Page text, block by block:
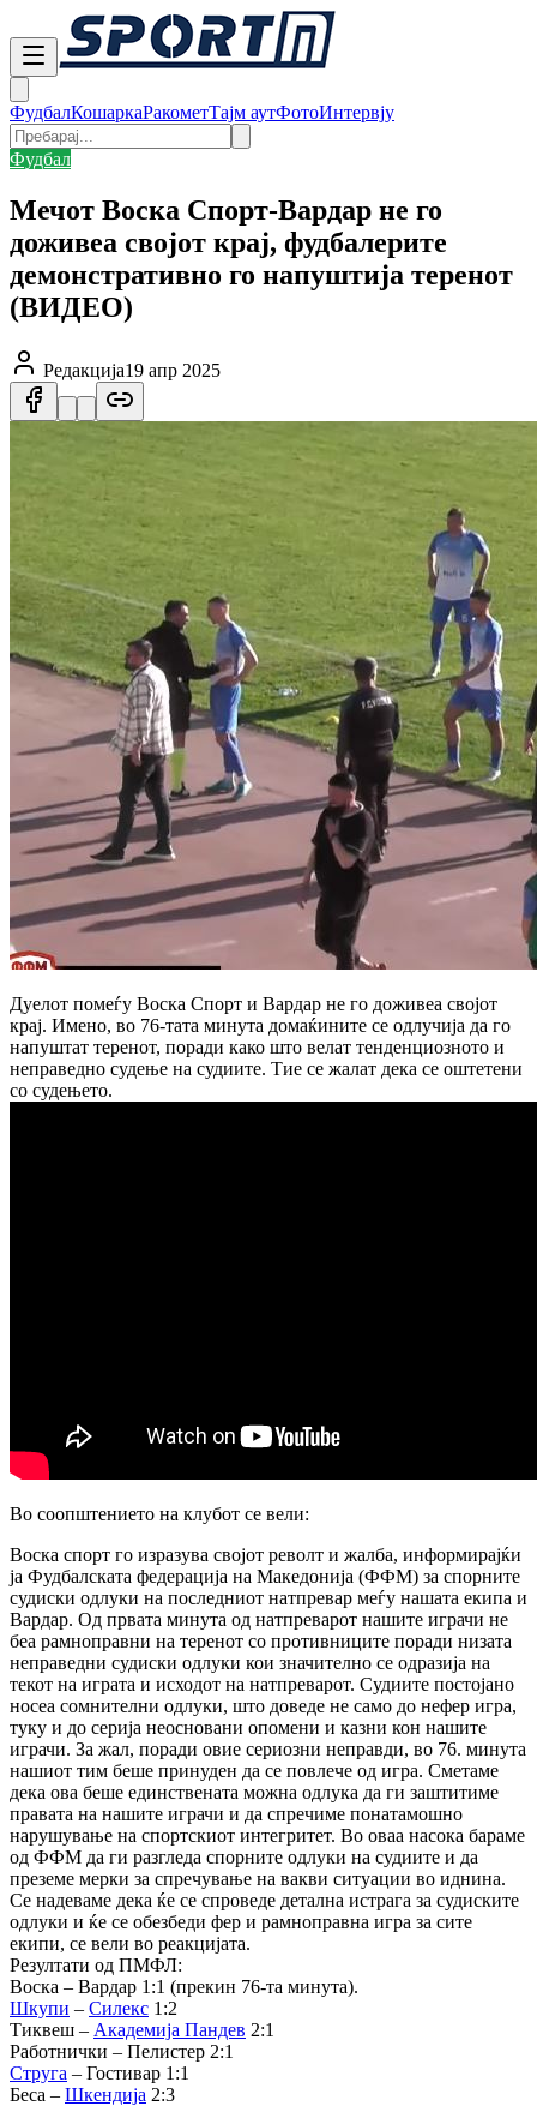
ФудбалКошаркаРакометТајм аутФотоИнтервју
Фудбал
Мечот Воска Спорт-Вардар не го
доживеа својот крај, фудбалерите
демонстративно го напуштија теренот
(ВИДЕО)
Редакција19 апр 2025
Дуелот помеѓу Воска Спорт и Вардар не го доживеа својот
крај. Имено, во 76-тата минута домаќините се одлучија да го
напуштат теренот, поради како што велат тенденциозното и
неправедно судење на судиите. Тие се жалат дека се оштетени
со судењето.
Во соопштението на клубот се вели:
Воска спорт го изразува својот револт и жалба, информирајќи
ја Фудбалската федерација на Македонија (ФФМ) за спорните
судиски одлуки на последниот натпревар меѓу нашата екипа и
Вардар. Од првата минута од натпреварот нашите играчи не
беа рамноправни на теренот со противниците поради низата
неправедни судиски одлуки кои значително се одразија на
текот на играта и исходот на натпреварот. Судиите постојано
носеа сомнителни одлуки, што доведе не само до нефер игра,
туку и до серија неосновани опомени и казни кон нашите
играчи. За жал, поради овие сериозни неправди, во 76. минута
нашиот тим беше принуден да се повлече од игра. Сметаме
дека ова беше единствената можна одлука да ги заштитиме
правата на нашите играчи и да спречиме понатамошно
нарушување на спортскиот интегритет. Во оваа насока бараме
од ФФМ да ги разгледа спорните одлуки на судиите и да
преземе мерки за спречување на вакви ситуации во иднина.
Се надеваме дека ќе се спроведе детална истрага за судиските
одлуки и ќе се обезбеди фер и рамноправна игра за сите
екипи, се вели во реакцијата.
Резултати од ПМФЛ:
Воска – Вардар 1:1 (прекин 76-та минута).
Шкупи – Силекс 1:2
Тиквеш – Академија Пандев 2:1
Работнички – Пелистер 2:1
Струга – Гостивар 1:1
Беса – Шкендија 2:3